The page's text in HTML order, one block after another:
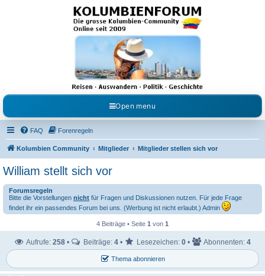
Kolumbienforum - Das
grosse Forum der
Freunde Kolumbiens
Reisen, Auswandern, Kultur, Politik, Geschichte und Visum in Kolumbien und Venezuela.
Austausch, Erfahrungen und Gemeinschaft im Kolumbienforum
Open menu
FAQ Forenregeln
Kolumbien Community Mitglieder Mitglieder stellen sich vor
William stellt sich vor
Forumsregeln
Bitte die Vorstellungen nicht für Fragen und Diskussionen nutzen. Für jede Frage
findet ihr ein passendes Forum bei uns. (Werbung ist nicht erlaubt.) Admin
4 Beiträge • Seite 1 von 1
Thema abonnieren
Aufrufe: 258 • Beiträge: 4 • Lesezeichen: 0 • Abonnenten: 4